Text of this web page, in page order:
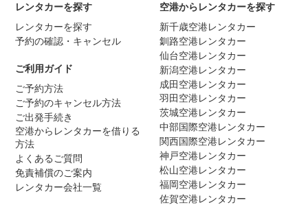
レンタカーを探す
レンタカーを探す
予約の確認・キャンセル
ご利用ガイド
ご予約方法
ご予約のキャンセル方法
ご出発手続き
空港からレンタカーを借りる
方法
よくあるご質問
免責補償のご案内
レンタカー会社一覧
空港からレンタカーを探す
新千歳空港レンタカー
釧路空港レンタカー
仙台空港レンタカー
新潟空港レンタカー
成田空港レンタカー
羽田空港レンタカー
茨城空港レンタカー
中部国際空港レンタカー
関西国際空港レンタカー
神戸空港レンタカー
松山空港レンタカー
福岡空港レンタカー
佐賀空港レンタカー